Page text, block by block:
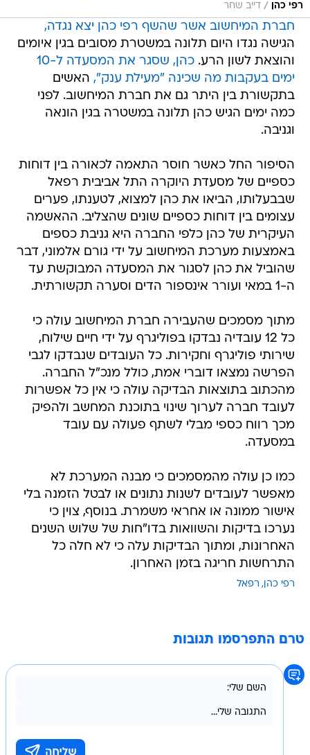
רפי כהן / דייב שחר
חברת המיחשוב אשר שהשף רפי כהן יצא נגדה,
הגישה נגדו היום תלונה במשטרת מסובים בגין איומים
והוצאת לשון הרע.
כהן, שסגר את המסעדה ל-10
ימים בעקבות מה שכינה "מעילת ענק", האשים
בתקשורת בין היתר גם את חברת המיחשוב. לפני
כמה ימים הגיש כהן תלונה במשטרה בגין הונאה
וגניבה.
הסיפור החל כאשר חוסר התאמה לכאורה בין דוחות
כספיים של מסעדת היוקרה התל אביבית רפאל
שבבעלותו, הביאו את כהן למצוא, לטענתו, פערים
עצומים בין דוחות כספיים שונים שהצליב. ההאשמה
העיקרית של כהן כלפי החברה היא גניבת כספים
באמצעות מערכת המיחשוב על ידי גורם אלמוני, דבר
שהוביל את כהן לסגור את המסעדה המבוקשת עד
ה-1 במאי ועורר אינספור הדים וסערה תקשורתית.
מתוך מסמכים שהעבירה חברת המיחשוב עולה כי
כל 12 עובדיה נבדקו בפוליגרף על ידי חיים שילוח,
שירותי פוליגרף וחקירות. כל העובדים שנבדקו לגבי
הפרשה נמצאו דוברי אמת, כולל מנכ"ל החברה.
מהכתוב בתוצאות הבדיקה עולה כי אין כל אפשרות
לעובד חברה לערוך שינוי בתוכנת המחשב ולהפיק
מכך רווח כספי מבלי לשתף פעולה עם עובד
במסעדה.
כמו כן עולה מהמסמכים כי מבנה המערכת לא
מאפשר לעובדים לשנות נתונים או לבטל הזמנה בלי
אישור ממונה או אחראי משמרת. בנוסף, צוין כי
נערכו בדיקות והשוואות בדו"חות של שלוש השנים
האחרונות, ומתוך הבדיקות עלה כי לא חלה כל
התרחשות חריגה בזמן האחרון.
רפי כהן רפאל
טרם התפרסמו תגובות